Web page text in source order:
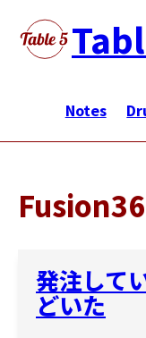
テン
ビ
ゲ
シ
ョ
ン
Notes
発注して
どいた